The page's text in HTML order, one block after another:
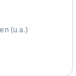
(u.a.)